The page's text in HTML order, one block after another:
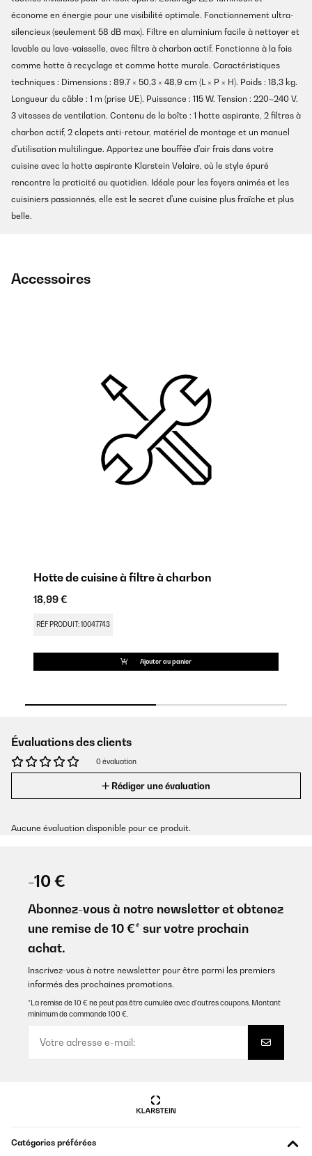
économe en énergie pour une visibilité optimale. Fonctionnement ultra-
silencieux (seulement 58 dB max). Filtre en aluminium facile à nettoyer et
lavable au lave-vaisselle, avec filtre à charbon actif. Fonctionne à la fois
comme hotte à recyclage et comme hotte murale. Caractéristiques
techniques : Dimensions : 89,7 × 50,3 × 48,9 cm (L × P × H). Poids : 18,3 kg.
Longueur du câble : 1 m (prise UE). Puissance : 115 W. Tension : 220~240 V.
3 vitesses de ventilation. Contenu de la boîte : 1 hotte aspirante, 2 filtres à
charbon actif, 2 clapets anti-retour, matériel de montage et un manuel
d'utilisation multilingue. Apportez une bouffée d'air frais dans votre
cuisine avec la hotte aspirante Klarstein Velaire, où le style épuré
rencontre la praticité au quotidien. Idéale pour les foyers animés et les
cuisiniers passionnés, elle est le secret d'une cuisine plus fraîche et plus
belle.
Accessoires
Hotte de cuisine à filtre à charbon
18,99 €
RÉF PRODUIT: 10047743
Ajouter au panier
Évaluations des clients
0 évaluation
Rédiger une évaluation
Aucune évaluation disponible pour ce produit.
-10 €
Abonnez-vous à notre newsletter et obtenez
une remise de 10 €* sur votre prochain
achat.
Inscrivez-vous à notre newsletter pour être parmi les premiers
informés des prochaines promotions.
*La remise de 10 € ne peut pas être cumulée avec d’autres coupons. Montant
minimum de commande 100 €.
Catégories préférées